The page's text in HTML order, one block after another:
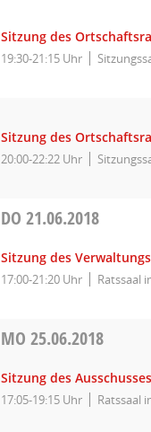
Sitzung des
19:30-21:15 Uhr
Sitzung des
20:00-22:22 Uhr
DO21.06.2018
Sitzung des
17:00-21:20 Uhr Ratssaal
MO25.06.2018
Sitzung des
17:05-19:15 Uhr Ratssaal